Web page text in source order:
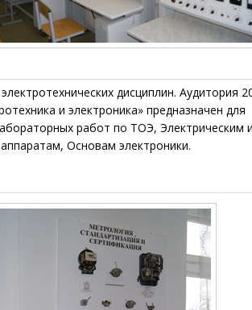
дисциплин. Аудитория
и электроника» предназначен для
работ по ТОЭ, Электрическим
Основам электроники.